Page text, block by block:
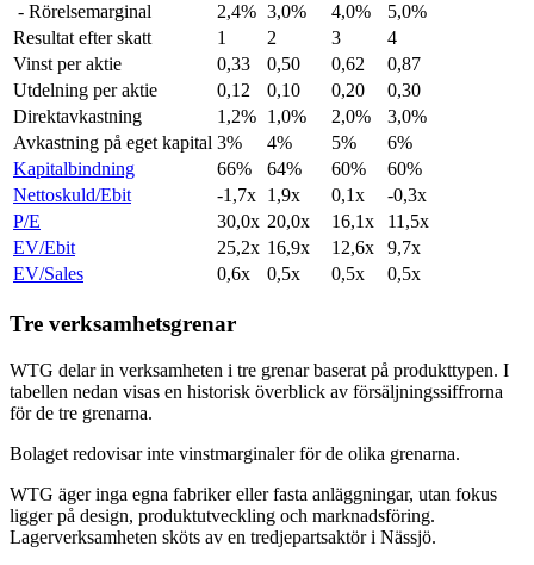
- Rörelsemarginal
2,4% 3,0% 4,0%
5,0%
Resultat efter skatt
1 2 3
4
Vinst per aktie
0,33 0,50 0,62
0,87
Utdelning per aktie
0,12 0,10 0,20
0,30
Direktavkastning
1,2% 1,0% 2,0%
3,0%
Avkastning på eget kapital 3% 4% 5%
6%
Kapitalbindning
66% 64% 60%
60%
Nettoskuld/Ebit
-1,7x 1,9x 0,1x
-0,3x
P/E
30,0x 20,0x 16,1x
11,5x
EV/Ebit
25,2x 16,9x 12,6x
9,7x
EV/Sales
0,6x 0,5x 0,5x 0,5x
Tre verksamhetsgrenar
WTG delar in verksamheten i tre grenar baserat på produkttypen. I
tabellen nedan visas en historisk överblick av försäljningssiffrorna
för de tre grenarna.
Bolaget redovisar inte vinstmarginaler för de olika grenarna.
WTG äger inga egna fabriker eller fasta anläggningar, utan fokus
ligger på design, produktutveckling och marknadsföring.
Lagerverksamheten sköts av en tredjepartsaktör i Nässjö.